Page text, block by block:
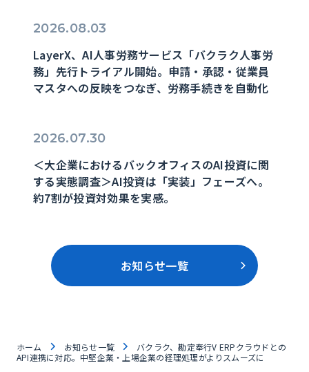
2026.08.03
LayerX、AI人事労務サービス「バクラク人事労
務」先行トライアル開始。申請・承認・従業員
マスタへの反映をつなぎ、労務手続きを自動化
2026.07.30
＜大企業におけるバックオフィスのAI投資に関
する実態調査＞AI投資は「実装」フェーズへ。
約7割が投資対効果を実感。
お知らせ一覧
ホーム お知らせ一覧
バクラク、勘定奉行V ERPクラウドとの
API連携に対応。中堅企業・上場企業の経理処理がよりスムーズに